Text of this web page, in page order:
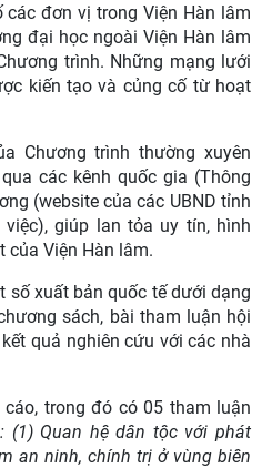
đơn vị trong Viện Hàn lâm
đại học ngoài Viện Hàn lâm
trình. Những mạng lưới
kiến tạo và củng cố từ hoạt
Chương trình thường xuyên
các kênh quốc gia (Thông
(website của các UBND tỉnh
giúp lan tỏa uy tín, hình
của Viện Hàn lâm.
số xuất bản quốc tế dưới dạng
sách, bài tham luận hội
quả nghiên cứu với các nhà
trong đó có 05 tham luận
: (1) Quan hệ dân tộc với phát
an ninh, chính trị ở vùng biên